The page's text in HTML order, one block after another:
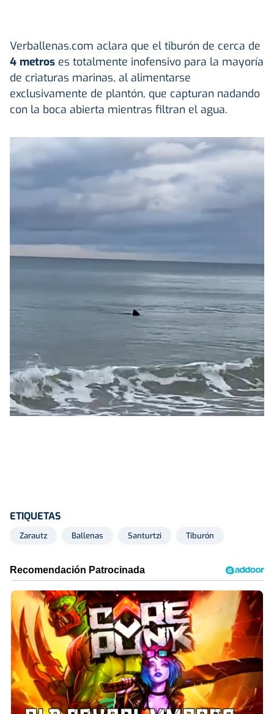
Verballenas.com aclara que el tiburón de cerca de
4 metros es totalmente inofensivo para la mayoría
de criaturas marinas, al alimentarse
exclusivamente de plantón, que capturan nadando
con la boca abierta mientras filtran el agua.
ETIQUETAS
Zarautz Ballenas Santurtzi Tiburón